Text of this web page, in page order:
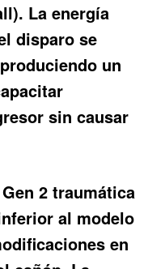
La energía
disparo se
un
sin causar
2 traumática
al modelo
en